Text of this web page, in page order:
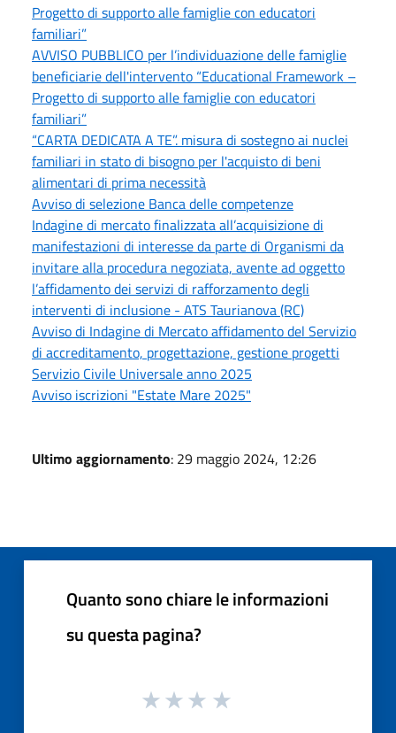
Progetto di supporto alle famiglie con educatori
familiari”
AVVISO PUBBLICO per l’individuazione delle famiglie
beneficiarie dell'intervento “Educational Framework –
Progetto di supporto alle famiglie con educatori
familiari”
“CARTA DEDICATA A TE”. misura di sostegno ai nuclei
familiari in stato di bisogno per l'acquisto di beni
alimentari di prima necessità
Avviso di selezione Banca delle competenze
Indagine di mercato finalizzata all’acquisizione di
manifestazioni di interesse da parte di Organismi da
invitare alla procedura negoziata, avente ad oggetto
l’affidamento dei servizi di rafforzamento degli
interventi di inclusione - ATS Taurianova (RC)
Avviso di Indagine di Mercato affidamento del Servizio
di accreditamento, progettazione, gestione progetti
Servizio Civile Universale anno 2025
Avviso iscrizioni "Estate Mare 2025"
Ultimo aggiornamento: 29 maggio 2024, 12:26
Quanto sono chiare le informazioni
su questa pagina?